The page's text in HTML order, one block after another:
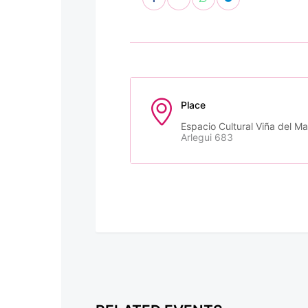
Place
Espacio Cultural Viña del
Arlegui 683